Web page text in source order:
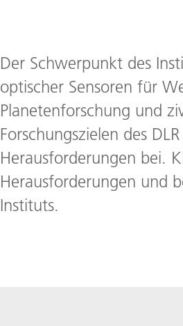
Der Schwerpunkt des
optischer Sensoren für
Planetenforschung und
Forschungszielen des
Herausforderungen bei.
Herausforderungen und
Instituts.